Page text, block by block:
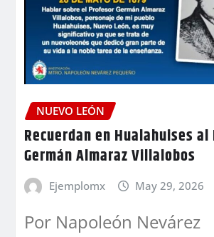
NUEVO LEÓN
Recuerdan en Hualahuises
Germán Almaraz Villalobos
Ejemplomx May 29, 2026
Por Napoleón Nevárez